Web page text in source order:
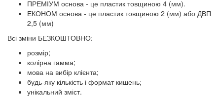
ПРЕМІУМ основа - це пластик товщиною 4 (мм).
ЕКОНОМ основа - це пластик товщиною 2 (мм) або ДВП
2,5 (мм)
Всі зміни БЕЗКОШТОВНО:
розмір;
колірна гамма;
мова на вибір клієнта;
будь-яку кількість і формат кишень;
унікальний зміст.